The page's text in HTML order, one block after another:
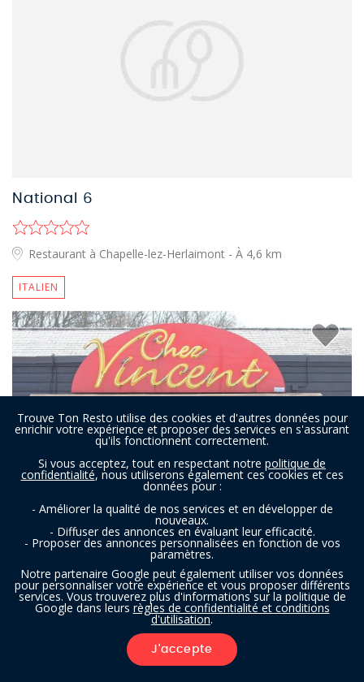
FILTRES
National 6
Restaurant à Chapelle-lez-Herlaimont - À 4,6 km
ITALIEN
Restaurant à La Hestre (Manage) - À 4,8 km
Trouve Ton Resto utilise des cookies et d'autres données pour
enrichir votre expérience et proposer des services en s'assurant
qu'ils fonctionnent correctement.
Si vous acceptez, tout en respectant notre politique de
confidentialité, nous utiliserons également ces cookies et ces
données pour :
- Améliorer la qualité de nos services et en développer de
nouveaux.
- Diffuser des annonces en évaluant leur efficacité.
- Proposer des annonces personnalisées en fonction de vos
paramètres.
Notre partenaire Google peut également utiliser vos données
pour personnaliser votre expérience et vous proposer différents
services. Vous trouverez plus d'informations sur la politique de
Google dans leurs règles de confidentialité et conditions
d'utilisation.
J'accepte